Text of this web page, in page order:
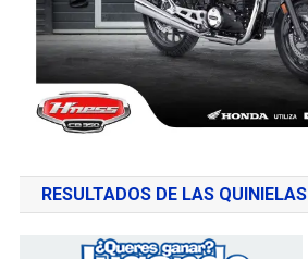
RESULTADOS DE LAS QUINIELAS